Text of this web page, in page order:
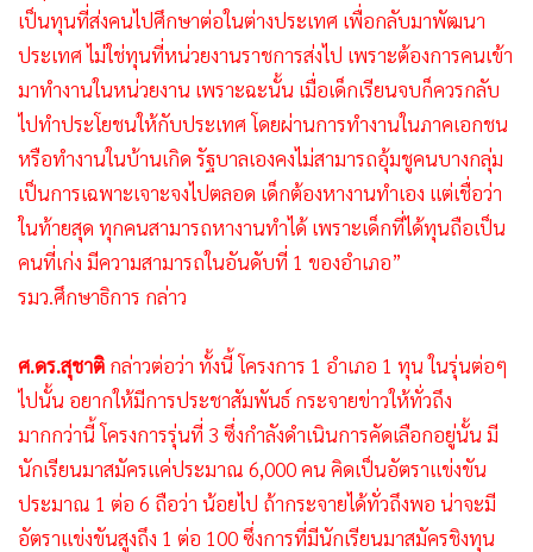
เป็นทุนที่ส่งคนไปศึกษาต่อในต่างประเทศ เพื่อกลับมาพัฒนา
ประเทศ ไม่ใช่ทุนที่หน่วยงานราชการส่งไป เพราะต้องการคนเข้า
มาทำงานในหน่วยงาน เพราะฉะนั้น เมื่อเด็กเรียนจบก็ควรกลับ
ไปทำประโยชนให้กับประเทศ โดยผ่านการทำงานในภาคเอกชน
หรือทำงานในบ้านเกิด รัฐบาลเองคงไม่สามารถอุ้มชูคนบางกลุ่ม
เป็นการเฉพาะเจาะจงไปตลอด เด็กต้องหางานทำเอง แต่เชื่อว่า
ในท้ายสุด ทุกคนสามารถหางานทำได้ เพราะเด็กที่ได้ทุนถือเป็น
คนที่เก่ง มีความสามารถในอันดับที่ 1 ของอำเภอ”
รมว.ศึกษาธิการ กล่าว
ศ.ดร.สุชาติ กล่าวต่อว่า ทั้งนี้ โครงการ 1 อำเภอ 1 ทุน ในรุ่นต่อๆ
ไปนั้น อยากให้มีการประชาสัมพันธ์ กระจายข่าวให้ทั่วถึง
มากกว่านี้ โครงการรุ่นที่ 3 ซึ่งกำลังดำเนินการคัดเลือกอยู่นั้น มี
นักเรียนมาสมัครแค่ประมาณ 6,000 คน คิดเป็นอัตราแข่งขัน
ประมาณ 1 ต่อ 6 ถือว่า น้อยไป ถ้ากระจายได้ทั่วถึงพอ น่าจะมี
อัตราแข่งขันสูงถึง 1 ต่อ 100 ซึ่งการที่มีนักเรียนมาสมัครชิงทุน